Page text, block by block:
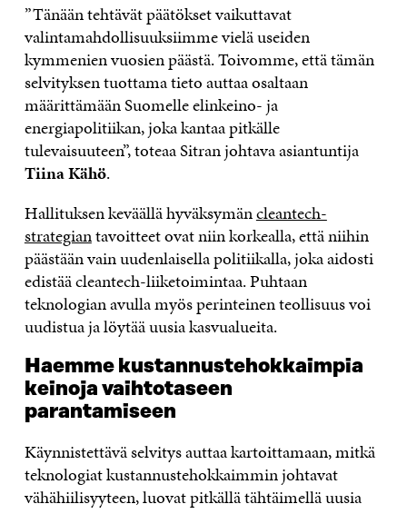
”Tänään tehtävät päätökset vaikuttavat
valintamahdollisuuksiimme vielä useiden
kymmenien vuosien päästä. Toivomme, että tämän
selvityksen tuottama tieto auttaa osaltaan
määrittämään Suomelle elinkeino- ja
energiapolitiikan, joka kantaa pitkälle
tulevaisuuteen”, toteaa Sitran johtava asiantuntija
Tiina Kähö.
Hallituksen keväällä hyväksymäncleantech-
strategiantavoitteet ovat niin korkealla, että niihin
päästään vain uudenlaisella politiikalla, joka aidosti
edistää cleantech-liiketoimintaa. Puhtaan
teknologian avulla myös perinteinen teollisuus voi
uudistua ja löytää uusia kasvualueita.
Haemme kustannustehokkaimpia
keinoja vaihtotaseen
parantamiseen
Käynnistettävä selvitys auttaa kartoittamaan, mitkä
teknologiat kustannustehokkaimmin johtavat
vähähiilisyyteen, luovat pitkällä tähtäimellä uusia